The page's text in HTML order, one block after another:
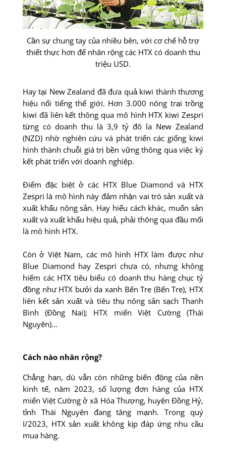
Cần sự chung tay của nhiều bên, với cơ chế hỗ trợ
thiết thực hơn để nhân rộng các HTX có doanh thu
triệu USD.
Hay tại New Zealand đã đưa quả kiwi thành thương
hiệu nổi tiếng thế giới. Hơn 3.000 nông trại trồng
kiwi đã liên kết thông qua mô hình HTX kiwi Zespri
từng có doanh thu là 3,9 tỷ đô la New Zealand
(NZD) nhờ nghiên cứu và phát triển các giống kiwi
hình thành chuỗi giá trị bền vững thông qua việc ký
kết phát triển với doanh nghiệp.
Điểm đặc biệt ở các HTX Blue Diamond và HTX
Zespri là mô hình này đảm nhận vai trò sản xuất và
xuất khẩu nông sản. Hay hiểu cách khác, muốn sản
xuất và xuất khẩu hiệu quả, phải thông qua đầu mối
là mô hình HTX.
Còn ở Việt Nam, các mô hình HTX làm được như
Blue Diamond hay Zespri chưa có, nhưng không
hiếm các HTX tiêu biểu có doanh thu hàng chục tỷ
đồng như HTX bưởi da xanh Bến Tre (Bến Tre), HTX
liên kết sản xuất và tiêu thụ nông sản sạch Thanh
Bình (Đồng Nai); HTX miến Việt Cường (Thái
Nguyên)…
Cách nào nhân rộng?
Chẳng hạn, dù vẫn còn những biến động của nền
kinh tế, năm 2023, số lượng đơn hàng của HTX
miến Việt Cường ở xã Hóa Thượng, huyện Đồng Hỷ,
tỉnh Thái Nguyên đang tăng mạnh. Trong quý
I/2023, HTX sản xuất không kịp đáp ứng nhu cầu
mua hàng.